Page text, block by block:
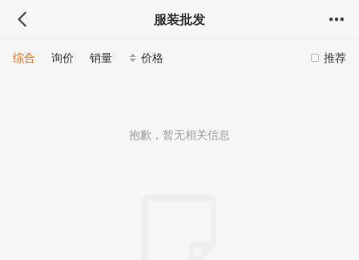
服装批发
推荐
综合 询价 销量 价格
抱歉，暂无相关信息